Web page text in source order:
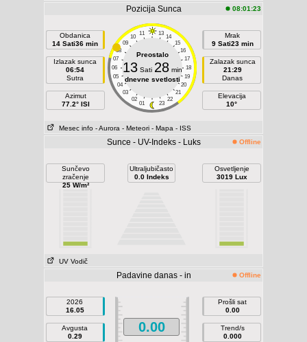
Pozicija Sunca 08:01:23
Obdanica
14 Sati36 min
Izlazak sunca
06:54
Sutra
Azimut
77.2° ISI
11 13
10
14
09
15
08
16
07
17
06
18
05
19
04
20
03
21
02
22
01 23
Preostalo
13Sati 28min
dnevne svetlosti
Mrak
9 Sati23 min
Zalazak sunca
21:29
Danas
Elevacija
10°
Mesec info - Aurora - Meteori - Mapa - ISS
Sunce - UV-Indeks - Luks Offline
Sunčevo
zračenje
25 W/m²
Ultraljubičasto
0.0 Indeks
Osvetljenje
3019 Lux
UV Vodič
Padavine danas - in Offline
2026
16.05
Avgusta
0.29
0.00
Prošli sat
0.00
Trend/s
0.000